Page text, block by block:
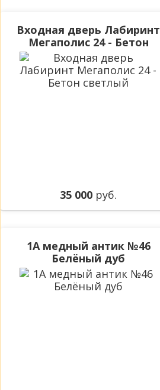
Входная дверь Лабиринт
Мегаполис 24 - Бетон
светлый
35 000 руб.
1А медный антик №46
Белёный дуб